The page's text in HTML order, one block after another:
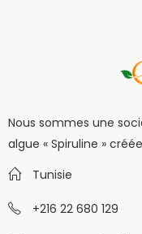
Nous sommes une
algue « Spiruline »
Tunisie
+216 22 680 129